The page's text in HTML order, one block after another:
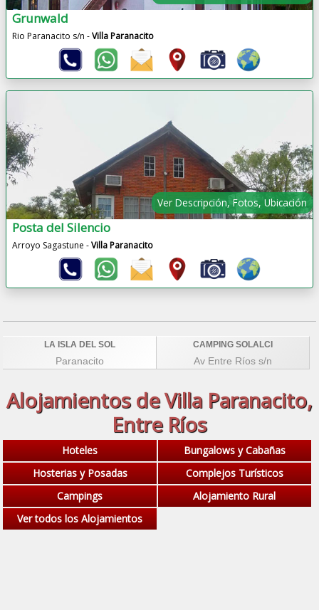
Grunwald
Rio Paranacito s/n -Villa Paranacito
Ver Descripción, Fotos, Ubicación
Posta del Silencio
Arroyo Sagastune -Villa Paranacito
LA ISLA DEL SOL
Paranacito
CAMPING SOLALCI
Av Entre Ríos s/n
Alojamientos de Villa Paranacito,
Entre Ríos
Hoteles
Bungalows y Cabañas
Hosterias y Posadas
Complejos Turísticos
Campings
Alojamiento Rural
Ver todos los Alojamientos